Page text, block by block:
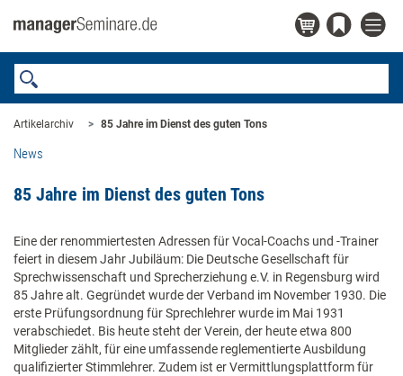
Artikelarchiv 85 Jahre im Dienst des guten Tons
News
85 Jahre im Dienst des guten Tons
Eine der renommiertesten Adressen für Vocal-Coachs und -Trainer
feiert in diesem Jahr Jubiläum: Die Deutsche Gesellschaft für
Sprechwissenschaft und Sprecherziehung e.V. in Regensburg wird
85 Jahre alt. Gegründet wurde der Verband im November 1930. Die
erste Prüfungsordnung für Sprechlehrer wurde im Mai 1931
verabschiedet. Bis heute steht der Verein, der heute etwa 800
Mitglieder zählt, für eine umfassende reglementierte Ausbildung
qualifizierter Stimmlehrer. Zudem ist er Vermittlungsplattform für